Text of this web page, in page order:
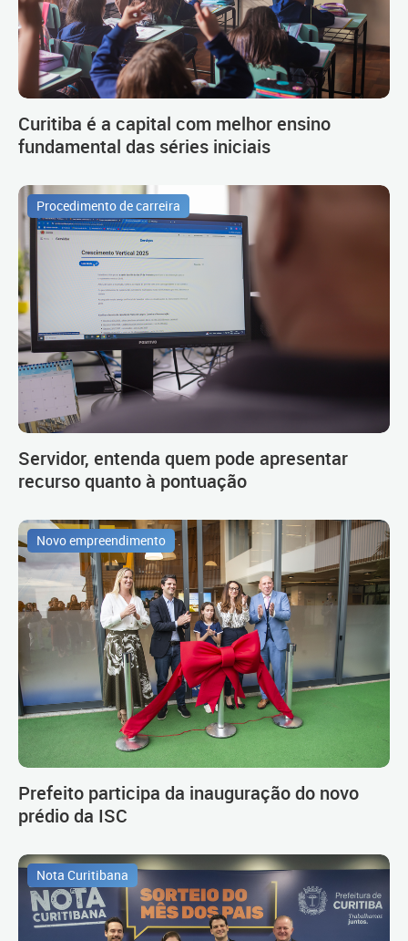
Curitiba é a capital com melhor ensino
fundamental das séries iniciais
Procedimento de carreira
Servidor, entenda quem pode apresentar
recurso quanto à pontuação
Novo empreendimento
Prefeito participa da inauguração do novo
prédio da ISC
Nota Curitibana